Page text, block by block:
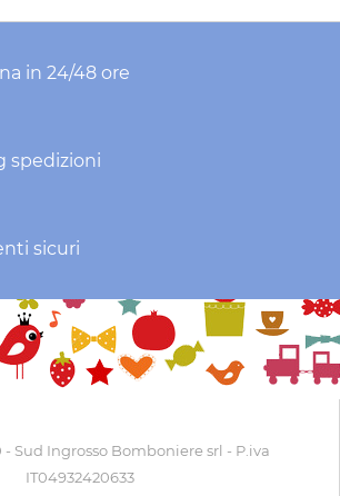
in 24/48 ore
spedizioni
sicuri
Sud Ingrosso Bomboniere srl - P.iva
IT04932420633